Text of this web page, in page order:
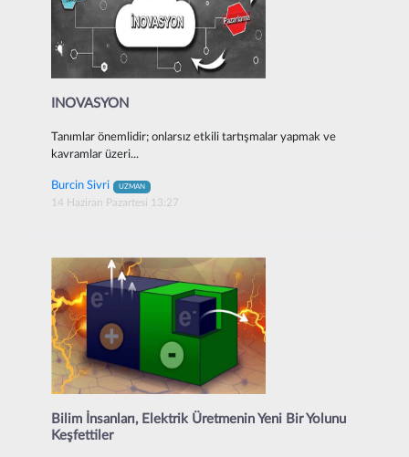
INOVASYON
Tanımlar önemlidir; onlarsız etkili tartışmalar yapmak ve
kavramlar üzeri...
Burcin Sivri UZMAN
14 Haziran Pazartesi 13:27
Bilim İnsanları, Elektrik Üretmenin Yeni Bir Yolunu
Keşfettiler